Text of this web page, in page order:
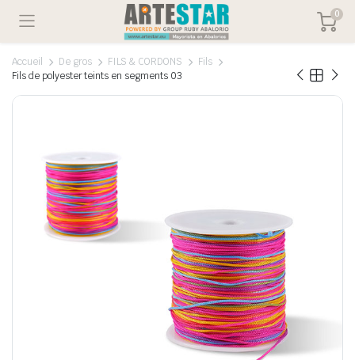
0
Accueil De gros FILS & CORDONS
Fils
Fils de polyester teints en segments 03